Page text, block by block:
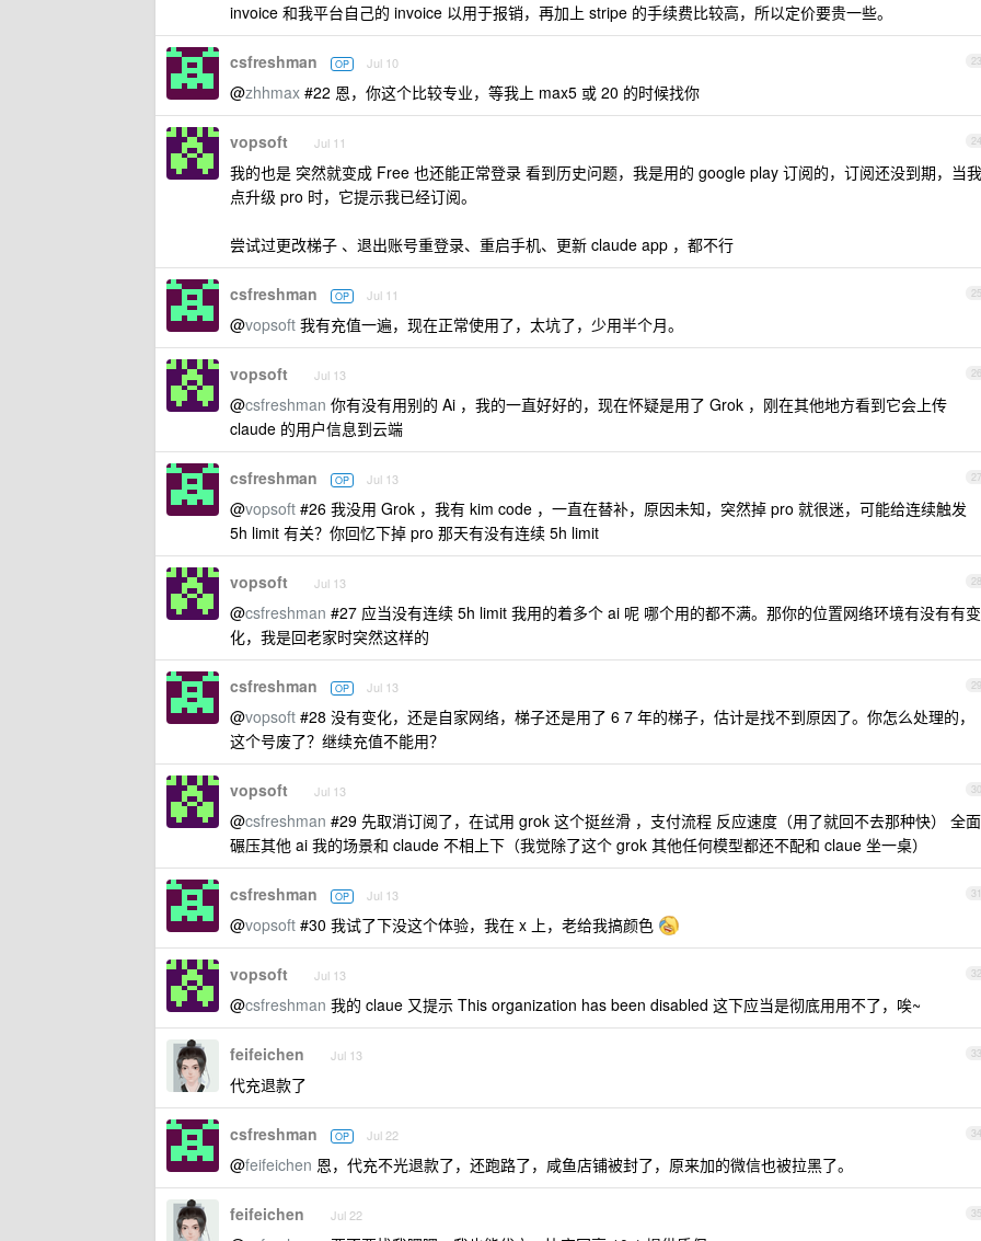
invoice 和我平台自己的 invoice 以用于报销，再加上 stripe 的手续费比较高，所以定价要贵一些。
23
csfreshman OP Jul 10
@zhhmax #22 恩，你这个比较专业，等我上 max5 或 20 的时候找你
24
vopsoft Jul 11
我的也是 突然就变成 Free 也还能正常登录 看到历史问题，我是用的 google play 订阅的，订阅还没到期，当我
点升级 pro 时，它提示我已经订阅。
尝试过更改梯子 、退出账号重登录、重启手机、更新 claude app ，都不行
25
csfreshman OP Jul 11
@vopsoft 我有充值一遍，现在正常使用了，太坑了，少用半个月。
26
vopsoft Jul 13
@csfreshman 你有没有用别的 Ai ，我的一直好好的，现在怀疑是用了 Grok ，刚在其他地方看到它会上传
claude 的用户信息到云端
27
csfreshman OP Jul 13
@vopsoft #26 我没用 Grok ，我有 kim code ，一直在替补，原因未知，突然掉 pro 就很迷，可能给连续触发
5h limit 有关？你回忆下掉 pro 那天有没有连续 5h limit
28
vopsoft Jul 13
@csfreshman #27 应当没有连续 5h limit 我用的着多个 ai 呢 哪个用的都不满。那你的位置网络环境有没有有变
化，我是回老家时突然这样的
29
csfreshman OP Jul 13
@vopsoft #28 没有变化，还是自家网络，梯子还是用了 6 7 年的梯子，估计是找不到原因了。你怎么处理的，
这个号废了？继续充值不能用？
30
vopsoft Jul 13
@csfreshman #29 先取消订阅了，在试用 grok 这个挺丝滑 ，支付流程 反应速度（用了就回不去那种快） 全面
碾压其他 ai 我的场景和 claude 不相上下（我觉除了这个 grok 其他任何模型都还不配和 claue 坐一桌）
31
csfreshman OP Jul 13
@vopsoft #30 我试了下没这个体验，我在 x 上，老给我搞颜色
32
vopsoft Jul 13
@csfreshman 我的 claue 又提示 This organization has been disabled 这下应当是彻底用用不了，唉~
33
feifeichen Jul 13
代充退款了
34
csfreshman OP Jul 22
@feifeichen 恩，代充不光退款了，还跑路了，咸鱼店铺被封了，原来加的微信也被拉黑了。
35
feifeichen Jul 22